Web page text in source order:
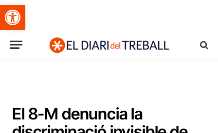
Obre la barra d'eines
El 8-M denuncia la